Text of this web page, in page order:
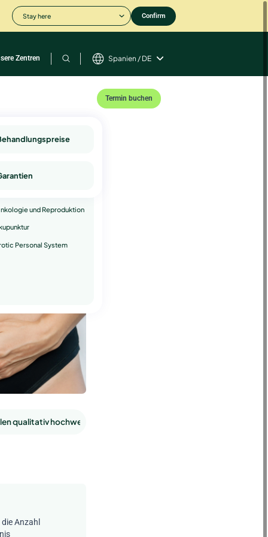
Stay here Confirm
und Reproduktion
Personal System
Termin buchen
Zentren Spanien / DE
qualitativ hochwertig?
Anzahl